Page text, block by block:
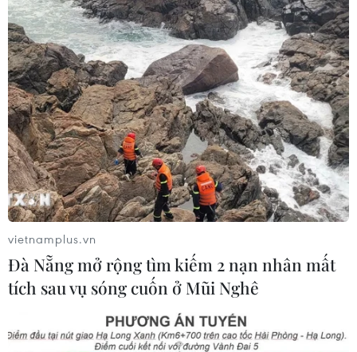
vietnamplus.vn
Đà Nẵng mở rộng tìm kiếm 2 nạn nhân mất
tích sau vụ sóng cuốn ở Mũi Nghê